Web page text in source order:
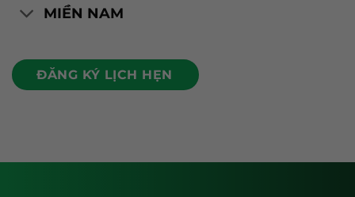
MIỀN NAM
ĐĂNG KÝ LỊCH HẸN